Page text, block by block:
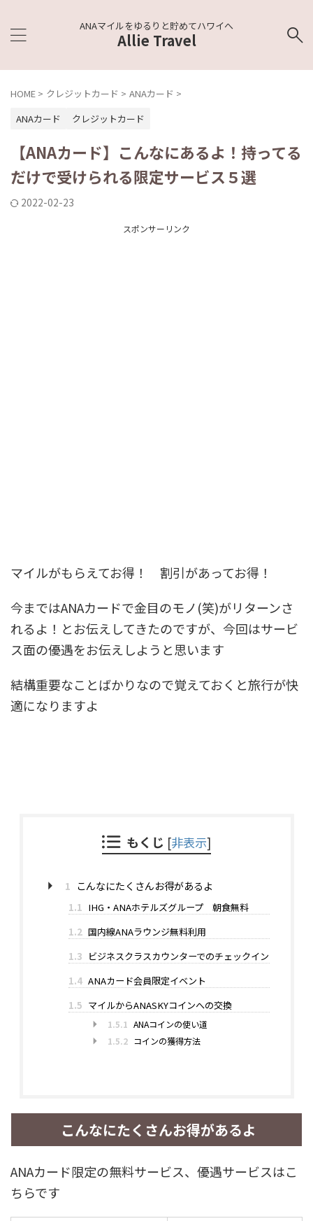
ANAマイルをゆるりと貯めてハワイへ
Allie Travel
HOME > クレジットカード > ANAカード >
ANAカード
クレジットカード
【ANAカード】こんなにあるよ！持ってる
だけで受けられる限定サービス５選
2022-02-23
スポンサーリンク
マイルがもらえてお得！ 割引があってお得！
今まではANAカードで金目のモノ(笑)がリターンさ
れるよ！とお伝えしてきたのですが、今回はサービ
ス面の優遇をお伝えしようと思います
結構重要なことばかりなので覚えておくと旅行が快
適になりますよ
もくじ [非表示]
1 こんなにたくさんお得があるよ
1.1 IHG・ANAホテルズグループ 朝食無料
1.2 国内線ANAラウンジ無料利用
1.3 ビジネスクラスカウンターでのチェックイン
1.4 ANAカード会員限定イベント
1.5 マイルからANASKYコインへの交換
1.5.1 ANAコインの使い道
1.5.2 コインの獲得方法
こんなにたくさんお得があるよ
ANAカード限定の無料サービス、優遇サービスはこ
ちらです